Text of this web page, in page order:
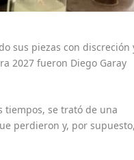
sus piezas con discreción
2027 fueron Diego Garay
tiempos, se trató de una
perdieron y, por